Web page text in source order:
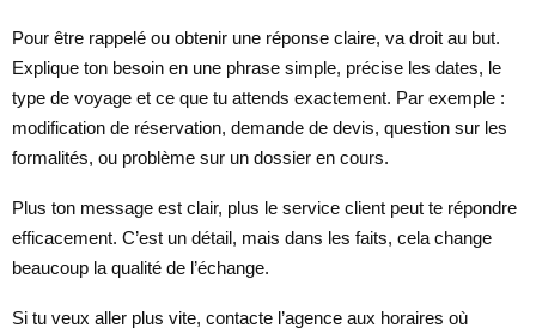
Pour être rappelé ou obtenir une réponse claire, va droit au but.
Explique ton besoin en une phrase simple, précise les dates, le
type de voyage et ce que tu attends exactement. Par exemple :
modification de réservation, demande de devis, question sur les
formalités, ou problème sur un dossier en cours.
Plus ton message est clair, plus le service client peut te répondre
efficacement. C’est un détail, mais dans les faits, cela change
beaucoup la qualité de l’échange.
Si tu veux aller plus vite, contacte l’agence aux horaires où